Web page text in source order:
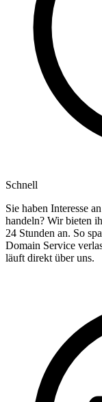
Schnell
Sie haben Interesse
handeln? Wir bieten
24 Stunden an. So
Domain Service
läuft direkt über uns.